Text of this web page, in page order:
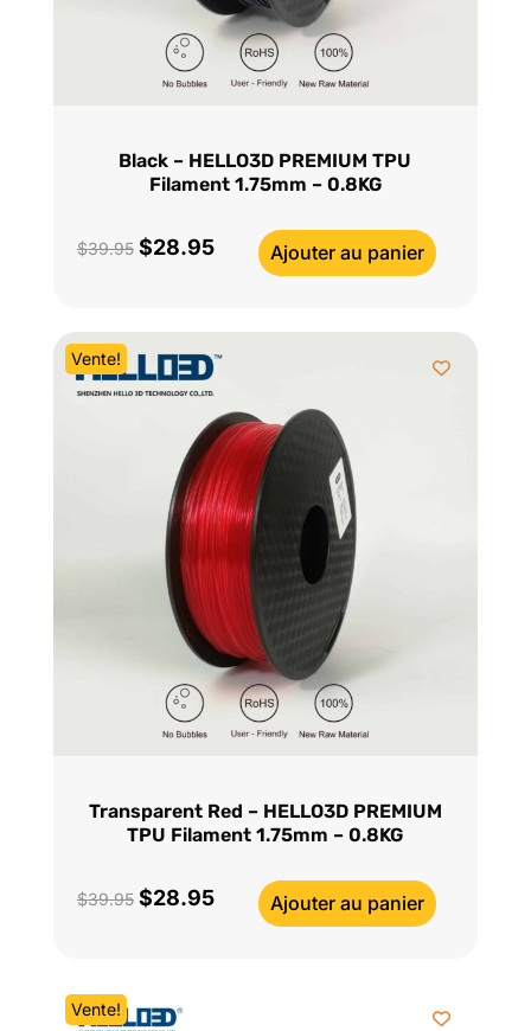
Black – HELLO3D PREMIUM TPU
Filament 1.75mm – 0.8KG
$39.95 Le
était :
$39.95.
$28.95Le
est :
$28.95.
Ajouter au panier
Vente!
Transparent Red – HELLO3D PREMIUM
TPU Filament 1.75mm – 0.8KG
$39.95 Le
$39.95.
$28.95Le
Ajouter au panier
Vente!